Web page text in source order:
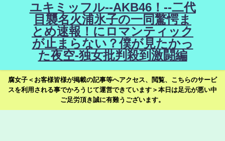
ユキミッフル--AKB46！--二代
目襲名火浦氷子の一同驚愕ま
とめ速報！にロマンティック
が止まらない？僕が見たかっ
た夜空-独女批判殺到激闘編
腐女子＜お客様皆様が掲載の記事等へアクセス、閲覧、こちらのサービ
スを利用される事でかろうじて運営できています＞本日は足元が悪い中
ご足労頂き誠に有難うございます。